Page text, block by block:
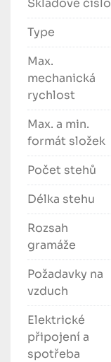
Skladové číslo
Type
Max.
mechanická
rychlost
Max. a min.
formát složek
Počet stehů
Délka stehu
Rozsah
gramáže
Požadavky na
vzduch
Elektrické
připojení a
spotřeba